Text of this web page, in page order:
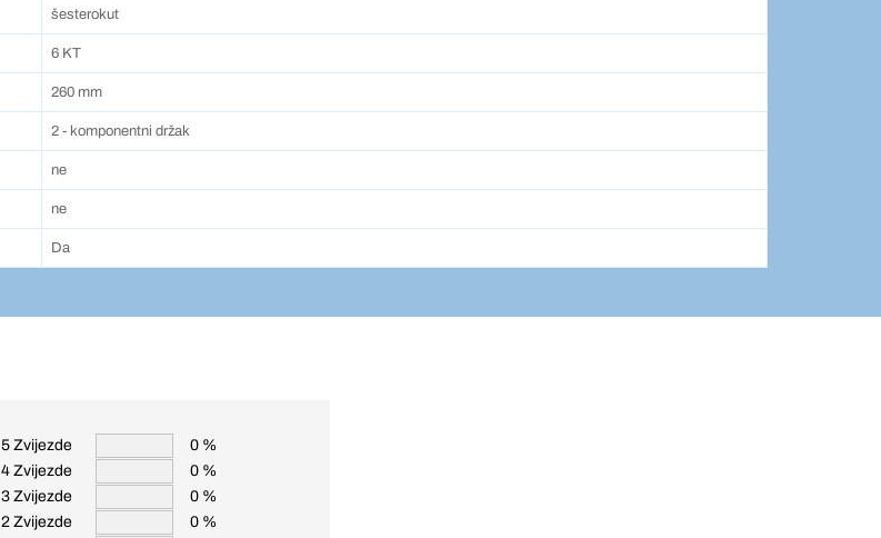
šesterokut
6 KT
260 mm
2 - komponentni držak
ne
ne
Da
5 Zvijezde
0 %
4 Zvijezde
0 %
3 Zvijezde
0 %
2 Zvijezde
0 %